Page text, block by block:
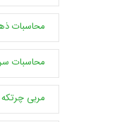
محاسبات
محاسبات
مربی چرتکه